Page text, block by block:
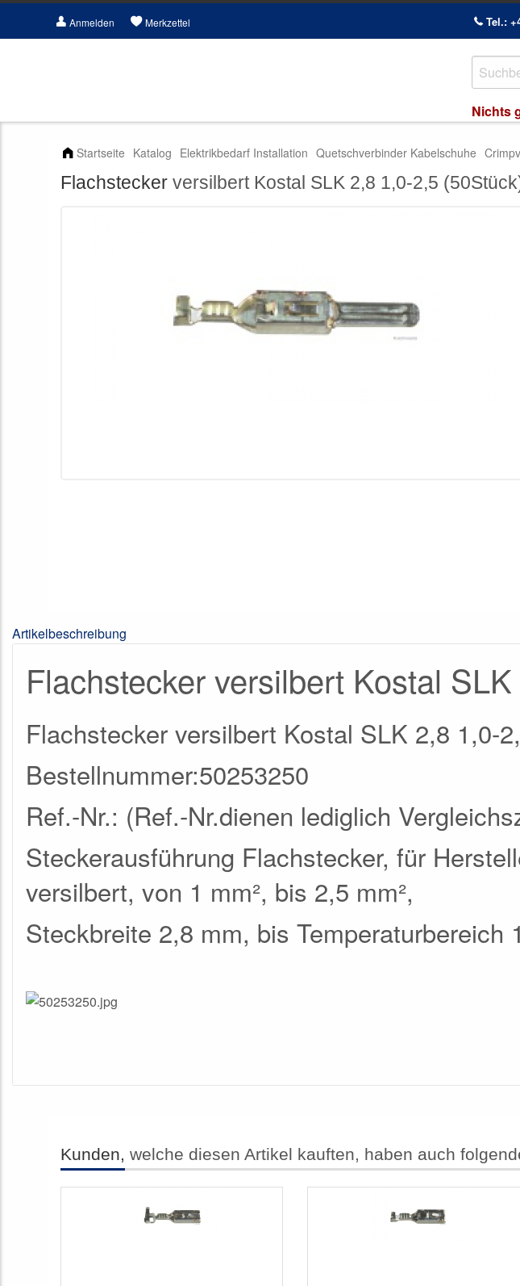
Anmelden Merkzettel Tel.:
Nichts
Startseite Katalog Elektrikbedarf Installation Quetschverbinder Kabelschuhe
Flachstecker versilbert Kostal SLK 2,8 1,0-2,5
Artikelbeschreibung
Flachstecker versilbert Kostal
Flachstecker versilbert Kostal SLK 2,8 1,0-
Bestellnummer:50253250
Ref.-Nr.: (Ref.-Nr.dienen lediglich
Steckerausführung Flachstecker, für
versilbert, von 1 mm², bis 2,5 mm²,
Steckbreite 2,8 mm, bis Temperaturbereich
Kunden, welche diesen Artikel kauften, haben auch